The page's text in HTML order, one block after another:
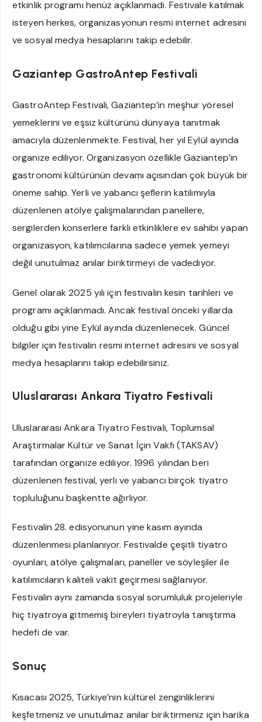
etkinlik programı henüz açıklanmadı. Festivale katılmak
isteyen herkes, organizasyonun resmi internet adresini
ve sosyal medya hesaplarını takip edebilir.
Gaziantep GastroAntep Festivali
GastroAntep Festivali, Gaziantep’in meşhur yöresel
yemeklerini ve eşsiz kültürünü dünyaya tanıtmak
amacıyla düzenlenmekte. Festival, her yıl Eylül ayında
organize ediliyor. Organizasyon özellikle Gaziantep’in
gastronomi kültürünün devamı açısından çok büyük bir
öneme sahip. Yerli ve yabancı şeflerin katılımıyla
düzenlenen atölye çalışmalarından panellere,
sergilerden konserlere farklı etkinliklere ev sahibi yapan
organizasyon, katılımcılarına sadece yemek yemeyi
değil unutulmaz anılar biriktirmeyi de vadediyor.
Genel olarak 2025 yılı için festivalin kesin tarihleri ve
programı açıklanmadı. Ancak festival önceki yıllarda
olduğu gibi yine Eylül ayında düzenlenecek. Güncel
bilgiler için festivalin resmi internet adresini ve sosyal
medya hesaplarını takip edebilirsiniz.
Uluslararası Ankara Tiyatro Festivali
Uluslararası Ankara Tiyatro Festivali, Toplumsal
Araştırmalar Kültür ve Sanat İçin Vakfı (TAKSAV)
tarafından organize ediliyor. 1996 yılından beri
düzenlenen festival, yerli ve yabancı birçok tiyatro
topluluğunu başkentte ağırlıyor.
Festivalin 28. edisyonunun yine kasım ayında
düzenlenmesi planlanıyor. Festivalde çeşitli tiyatro
oyunları, atölye çalışmaları, paneller ve söyleşiler ile
katılımcıların kaliteli vakit geçirmesi sağlanıyor.
Festivalin aynı zamanda sosyal sorumluluk projeleriyle
hiç tiyatroya gitmemiş bireyleri tiyatroyla tanıştırma
hedefi de var.
Sonuç
Kısacası 2025, Türkiye’nin kültürel zenginliklerini
keşfetmeniz ve unutulmaz anılar biriktirmeniz için harika